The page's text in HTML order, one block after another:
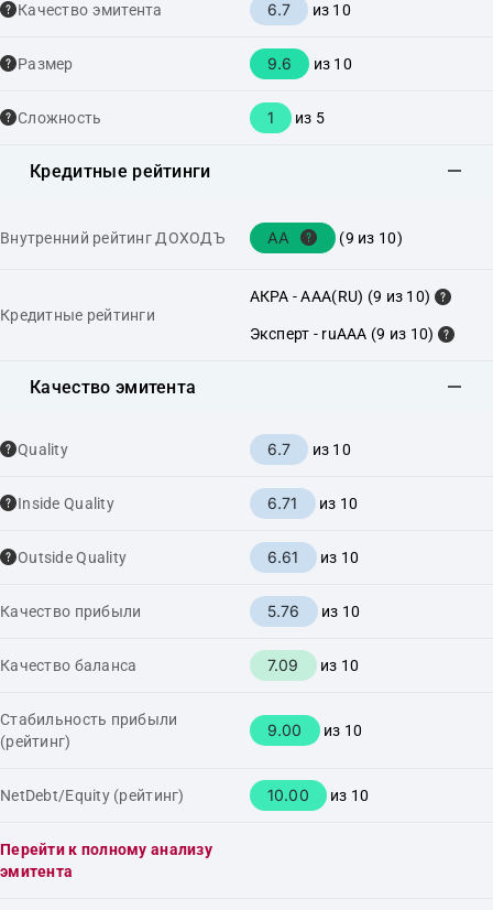
Качество эмитента 6.7 из 10
Размер 9.6 из 10
Сложность 1 из 5
Кредитные рейтинги
Внутренний рейтинг ДОХОДЪ AA (9 из 10)
Кредитные рейтинги
АКРА - AAA(RU) (9 из 10)
Эксперт - ruAAA (9 из 10)
Качество эмитента
Quality 6.7 из 10
Inside Quality 6.71 из 10
Outside Quality 6.61 из 10
Качество прибыли 5.76 из 10
Качество баланса 7.09 из 10
Стабильность прибыли
(рейтинг)
9.00 из 10
NetDebt/Equity (рейтинг) 10.00 из 10
Перейти к полному анализу
эмитента